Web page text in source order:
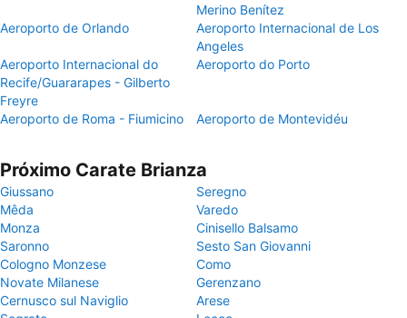
Merino Benítez
Aeroporto de Orlando
Aeroporto Internacional de Los
Angeles
Aeroporto Internacional do
Recife/Guararapes - Gilberto
Freyre
Aeroporto do Porto
Aeroporto de Roma - Fiumicino Aeroporto de Montevidéu
Próximo Carate Brianza
Giussano
Seregno
Mêda
Varedo
Monza
Cinisello Balsamo
Saronno
Sesto San Giovanni
Cologno Monzese
Como
Novate Milanese
Gerenzano
Cernusco sul Naviglio
Arese